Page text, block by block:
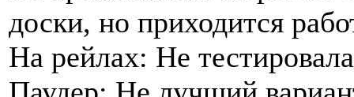
доски, но приходится
На рейлах: Не